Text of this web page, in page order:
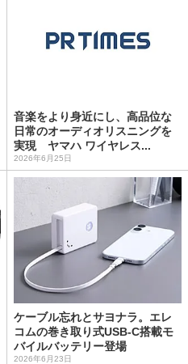
音楽をより身近にし、高品位な
日常のオーディオリスニングを
実現 ヤマハ ワイヤレス...
2026年6月25日
ケーブル忘れとサヨナラ。エレ
コムの巻き取り式USB-C搭載モ
バイルバッテリー登場
2026年6月23日